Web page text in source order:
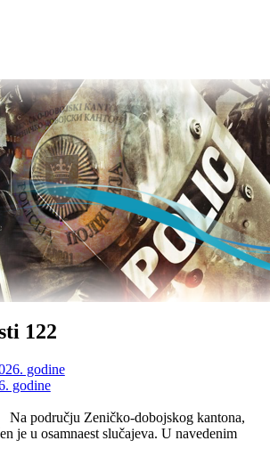
122
godine
području Zeničko-dobojskog kantona,
je u osamnaest slučajeva. U navedenim